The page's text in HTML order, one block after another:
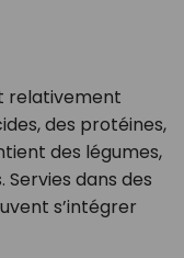
relativement
des protéines,
des légumes,
dans des
s’intégrer